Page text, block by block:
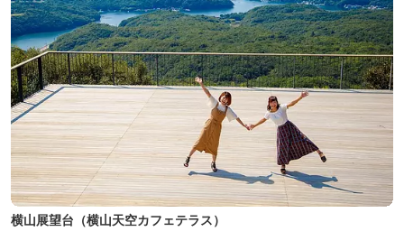
横山展望台（横山天空カフェテラス）